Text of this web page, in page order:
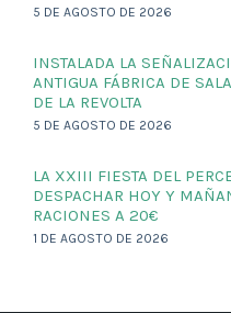
5 DE AGOSTO DE 2026
INSTALADA LA
ANTIGUA FÁBRICA DE
DE LA REVOLTA
5 DE AGOSTO DE 2026
LA XXIII FIESTA DEL
DESPACHAR HOY Y
RACIONES A 20€
1 DE AGOSTO DE 2026